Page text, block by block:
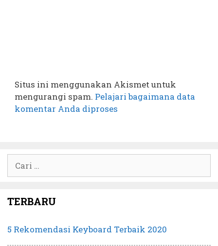
Situs ini menggunakan Akismet untuk
mengurangi spam. Pelajari bagaimana data
komentar Anda diproses
untuk:
TERBARU
5 Rekomendasi Keyboard Terbaik 2020